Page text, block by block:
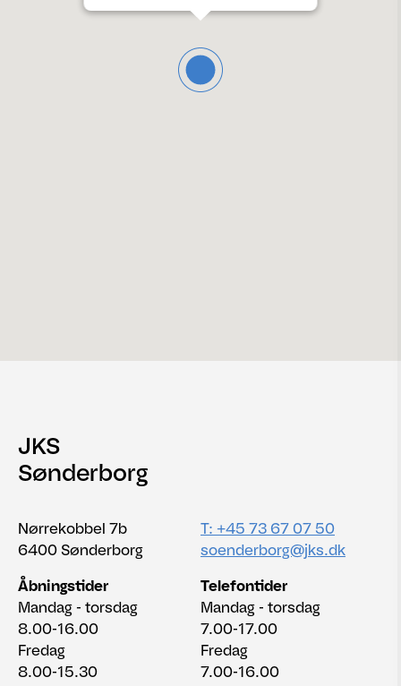
JKS
Sønderborg
Nørrekobbel 7b
6400 Sønderborg
Åbningstider
Mandag - torsdag
8.00-16.00
Fredag
8.00-15.30
T: +45 73 67 07 50
soenderborg@jks.dk
Telefontider
Mandag - torsdag
7.00-17.00
Fredag
7.00-16.00